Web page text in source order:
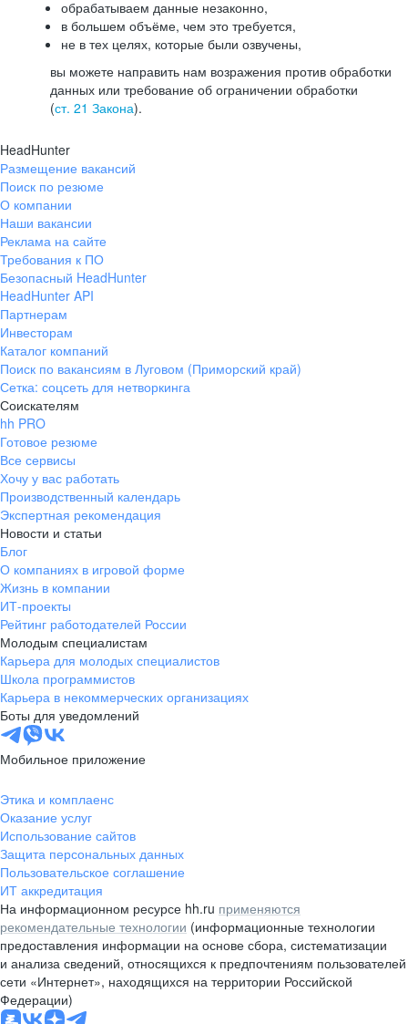
обрабатываем данные незаконно,
в большем объёме, чем это требуется,
не в тех целях, которые были озвучены,
вы можете направить нам возражения против обработки
данных или требование об ограничении обработки
(ст. 21 Закона).
HeadHunter
Размещение вакансий
Поиск по резюме
О компании
Наши вакансии
Реклама на сайте
Требования к ПО
Безопасный HeadHunter
HeadHunter API
Партнерам
Инвесторам
Каталог компаний
Поиск по вакансиям в Луговом (Приморский край)
Сетка: соцсеть для нетворкинга
Соискателям
hh PRO
Готовое резюме
Все сервисы
Хочу у вас работать
Производственный календарь
Экспертная рекомендация
Новости и статьи
Блог
О компаниях в игровой форме
Жизнь в компании
ИТ-проекты
Рейтинг работодателей России
Молодым специалистам
Карьера для молодых специалистов
Школа программистов
Карьера в некоммерческих организациях
Боты для уведомлений
Мобильное приложение
Этика и комплаенс
Оказание услуг
Использование сайтов
Защита персональных данных
Пользовательское соглашение
ИТ аккредитация
На информационном ресурсе hh.ru применяются
рекомендательные технологии (информационные технологии
предоставления информации на основе сбора, систематизации
и анализа сведений, относящихся к предпочтениям пользователей
сети «Интернет», находящихся на территории Российской
Федерации)